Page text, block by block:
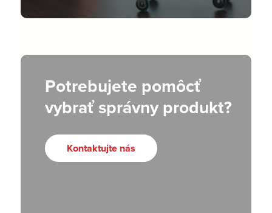
Potrebujete pomôcť
vybrať správny produkt?
Kontaktujte nás